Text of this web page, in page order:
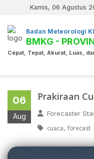
Kamis, 06 Agustus
Badan Meteorologi
BMKG -
Cepat, Tepat, Akurat, Luas,
06
Aug
Prakiraan
Forecaster
cuaca, forecast